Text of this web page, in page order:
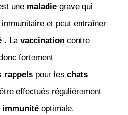
une maladiegrave qui
et peut entraîner
. La vaccinationcontre
fortement
rappelspour les chats
effectués régulièrement
immunitéoptimale.